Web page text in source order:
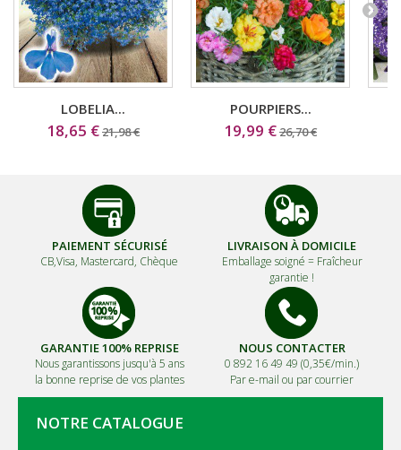
LOBELIA...
18,65 €21,98 €
POURPIERS...
19,99 €26,70 €
PAIEMENT SÉCURISÉ
CB,Visa, Mastercard, Chèque
LIVRAISON À DOMICILE
Emballage soigné = Fraîcheur
garantie !
GARANTIE 100% REPRISE
Nous garantissons jusqu'à 5 ans
la bonne reprise de vos plantes
NOUS CONTACTER
0 892 16 49 49 (0,35€/min.)
Par e-mail ou par courrier
NOTRE CATALOGUE